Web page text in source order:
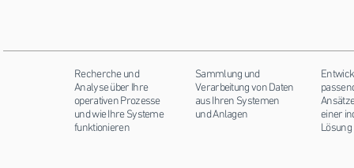
Recherche und
Analyse über Ihre
operativen Prozesse
und wie Ihre Systeme
funktionieren
Sammlung und
Verarbeitung von Daten
aus Ihren Systemen
und Anlagen
einer
Lösung